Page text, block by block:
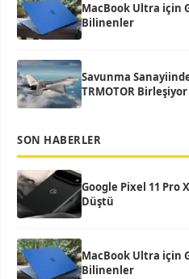
MacBook Ultra için
Bilinenler
Savunma
TRMOTOR Birleşiyor
SON HABERLER
Google Pixel 11 Pro
Düştü
MacBook Ultra için
Bilinenler